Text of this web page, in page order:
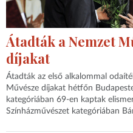
Átadták a Nemzet
díjakat
Átadták az első alkalommal
Művésze díjakat hétfőn
kategóriában 69-en kaptak
Színházművészet kategóriában